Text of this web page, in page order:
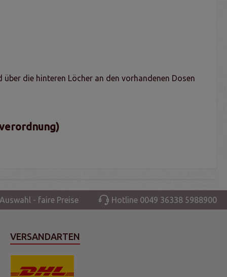
die hinteren Löcher an den vorhandenen Dosen
- faire Preise Hotline 0049 36338 5988900
VERSANDARTEN